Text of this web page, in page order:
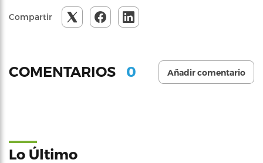
Compartir
COMENTARIOS 0 Añadir comentario
Lo Último